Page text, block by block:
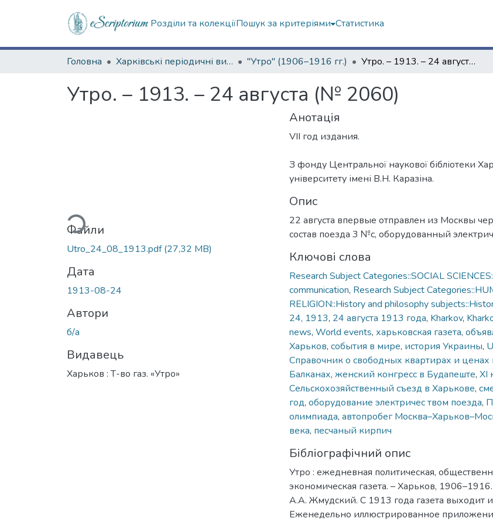
Розділи та колекціїПошук за критеріями Статистика
Головна Харківські періодичні видання "Утро" (1906–1916 гг.) Утро. – 1913. – 24 августа (№ 2060)
Утро. – 1913. – 24 августа (№ 2060)
Вантажиться...
Файли
Utro_24_08_1913.pdf(27,32 MB)
Дата
1913-08-24
Автори
б/а
Видавець
Харьков : Т-во газ. «Утро»
Анотація
VII год издания.
З фонду Центральної наукової бібліотеки
університету імені В.Н. Каразіна.
Опис
22 августа впервые отправлен из Москвы
состав поезда 3 №с, оборудованный
Ключові слова
Research Subject Categories::SOCIAL
communication, Research Subject
RELIGION::History and philosophy
24, 1913, 24 августа 1913 года, Kharkov,
news, World events, харьковская газета,
Харьков, события в мире, история Украины,
Справочник о свободных квартирах и ценах
Балканах, женский конгресс в Будапеште, XI
Сельскохозяйственный съезд в Харькове,
год, оборудование электричес твом поезда,
олимпиада, автопробег
века, песчаный кирпич
Бібліографічний опис
Утро : ежедневная политическая,
экономическая газета. – Харьков,
А.А. Жмудский. С 1913 года газета выходит
Еженедельно иллюстрированное